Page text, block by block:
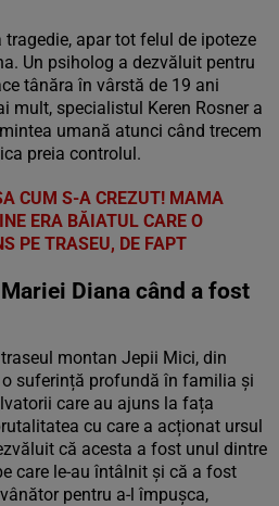
apar tot felul de ipoteze
Un psiholog a dezvăluit pentru
tânăra în vârstă de 19 ani
mult, specialistul Keren Rosner a
umană atunci când trecem
preia controlul.
CUM S-A CREZUT! MAMA
ERA BĂIATUL CARE O
PE TRASEU, DE FAPT
Diana când a fost
montan Jepii Mici, din
suferință profundă în familia și
care au ajuns la fața
cu care a acționat ursul
că acesta a fost unul dintre
care le-au întâlnit și că a fost
pentru a-l împușca,